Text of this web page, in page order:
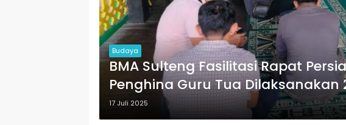
Budaya
BMA Sulteng Fasilitasi Rapat
Penghina Guru Tua Dilaksanakan
17 Juli 2025